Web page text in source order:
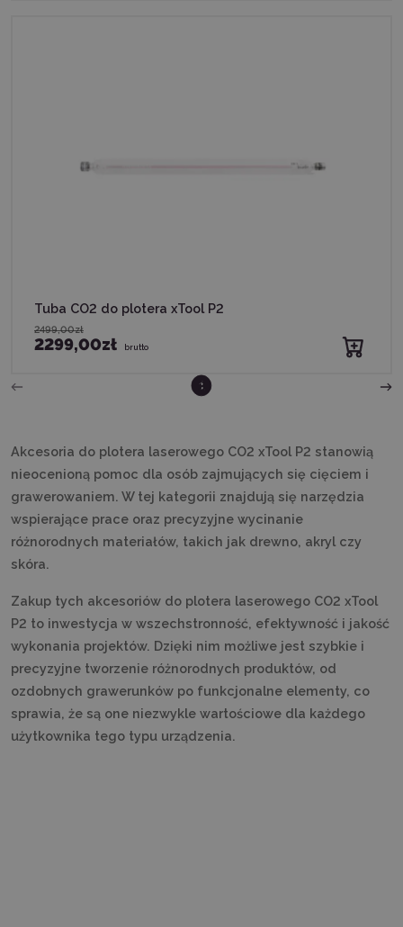
Tuba CO2 do plotera xTool P2
2499,00zł
2299,00zł brutto
123
Akcesoria do plotera laserowego CO2 xTool P2 stanowią
nieocenioną pomoc dla osób zajmujących się cięciem i
grawerowaniem. W tej kategorii znajdują się narzędzia
wspierające prace oraz precyzyjne wycinanie
różnorodnych materiałów, takich jak drewno, akryl czy
skóra.
Zakup tych akcesoriów do plotera laserowego CO2 xTool
P2 to inwestycja w wszechstronność, efektywność i jakość
wykonania projektów. Dzięki nim możliwe jest szybkie i
precyzyjne tworzenie różnorodnych produktów, od
ozdobnych grawerunków po funkcjonalne elementy, co
sprawia, że są one niezwykle wartościowe dla każdego
użytkownika tego typu urządzenia.